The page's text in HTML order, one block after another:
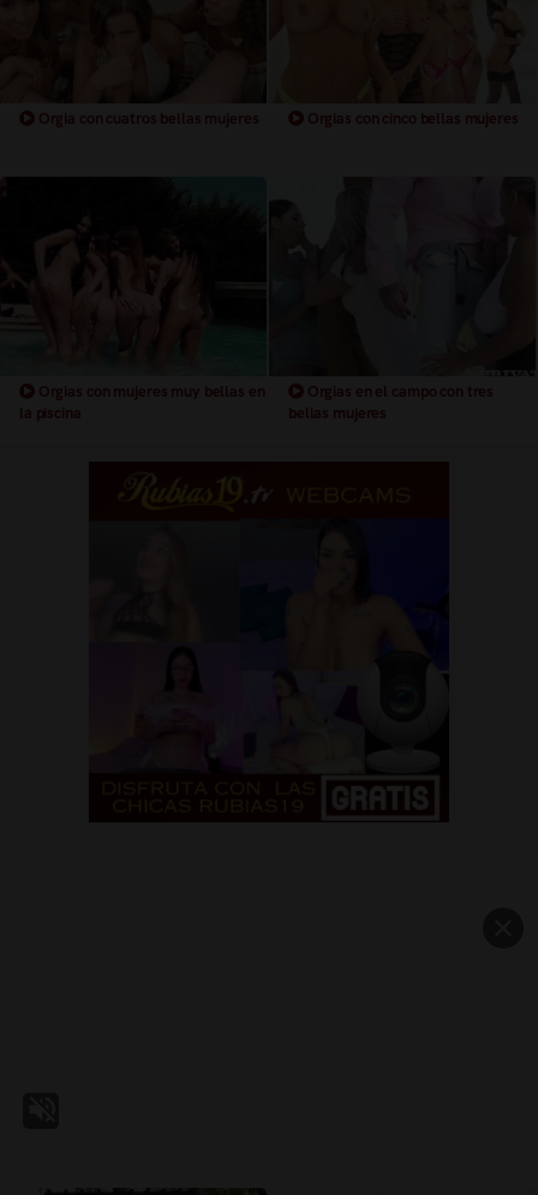
Orgia con cuatros bellas mujeres Orgias con cinco bellas mujeres
Orgias con mujeres muy bellas en
la piscina
Orgias en el campo con tres
bellas mujeres